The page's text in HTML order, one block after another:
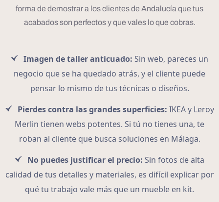
forma de demostrar a los clientes de Andalucía que tus
acabados son perfectos y que vales lo que cobras.
Imagen de taller anticuado: Sin web, pareces un
negocio que se ha quedado atrás, y el cliente puede
pensar lo mismo de tus técnicas o diseños.
Pierdes contra las grandes superficies: IKEA y Leroy
Merlin tienen webs potentes. Si tú no tienes una, te
roban al cliente que busca soluciones en Málaga.
No puedes justificar el precio: Sin fotos de alta
calidad de tus detalles y materiales, es difícil explicar por
qué tu trabajo vale más que un mueble en kit.